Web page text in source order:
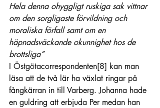
Hela denna ohyggligt ruskiga sak vittnar
om den sorgligaste förvildning och
moraliska förfall samt om en
häpnadsväckande okunnighet hos de
brottsliga”
I Östgötacorrespondenten[8] kan man
läsa att de två lär ha växlat ringar på
fångkärran in till Varberg. Johanna hade
en guldring att erbjuda Per medan han